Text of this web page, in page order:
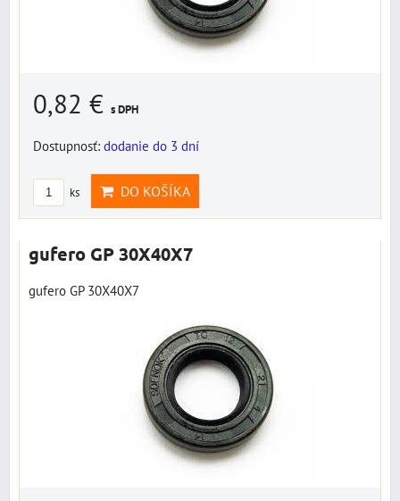
0,82 € s DPH
Dostupnosť: dodanie do 3 dní
ks DO KOŠÍKA
gufero GP 30X40X7
gufero GP 30X40X7